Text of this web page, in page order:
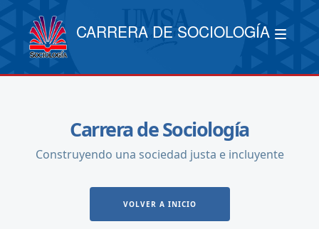
CARRERA DE SOCIOLOGÍA
Carrera de Sociología
Construyendo una sociedad justa e incluyente
VOLVER A INICIO